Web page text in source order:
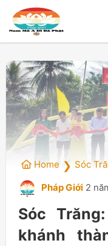
Home ❯ Sóc
Pháp Giới 2
Sóc
khánh